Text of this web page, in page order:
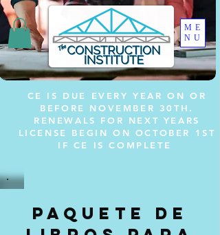
ME
NU
CE IS DUE EVERY YEAR ON OR
BEFORE NOVEMBER 30TH.
RENEWALS FOR NEXT YEARS
LICENSE BEGIN ON OCTOBER 1ST
IF CE IS COMPLETE
Paquete de